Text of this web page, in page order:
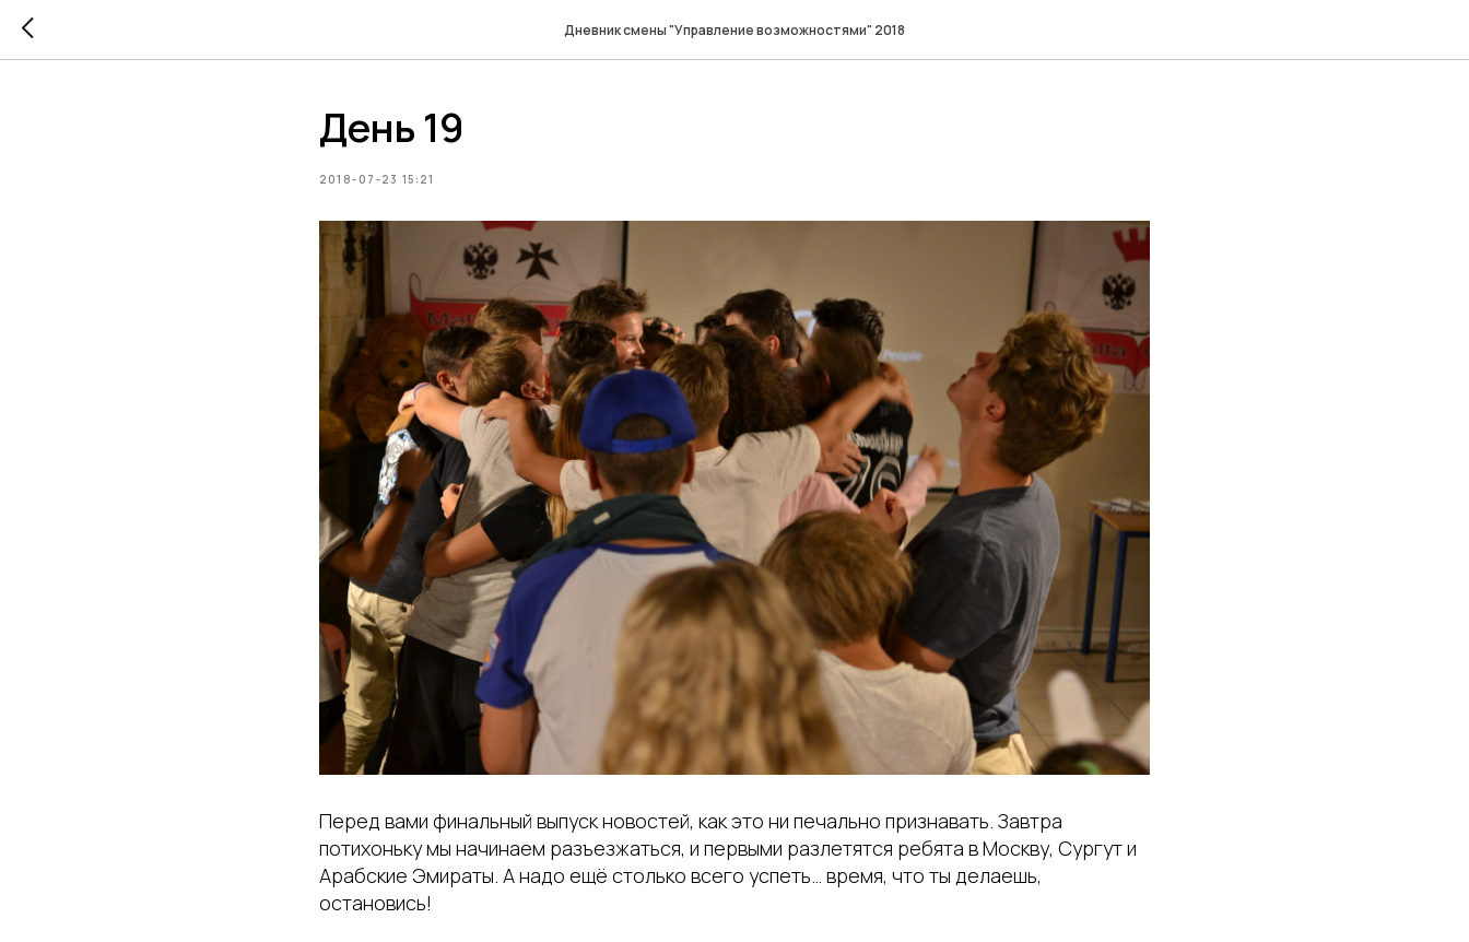
Дневник смены "Управление возможностями" 2018
День 19
2018-07-23 15:21
Перед вами финальный выпуск новостей, как это ни печально признавать. Завтра
потихоньку мы начинаем разъезжаться, и первыми разлетятся ребята в Москву, Сургут и
Арабские Эмираты. А надо ещё столько всего успеть… время, что ты делаешь,
остановись!